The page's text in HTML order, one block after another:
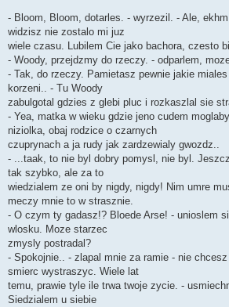
- Bloom, Bloom, dotarles. - wyrzezil. - Ale,
widzisz nie zostalo mi juz
wiele czasu. Lubilem Cie jako bachora, czesto
- Woody, przejdzmy do rzeczy. - odparlem,
- Tak, do rzeczy. Pamietasz pewnie jakie
korzeni.. - Tu Woody
zabulgotal gdzies z glebi pluc i rozkaszlal sie
- Yea, matka w wieku gdzie jeno cudem
niziolka, obaj rodzice o czarnych
czuprynach a ja rudy jak zardzewialy gwozdz..
- ...taak, to nie byl dobry pomysl, nie byl.
tak szybko, ale za to
wiedzialem ze oni by nigdy, nigdy! Nim umre
meczy mnie to w strasznie.
- O czym ty gadasz!? Bloede Arse! - unioslem
wlosku. Moze starzec
zmysly postradal?
- Spokojnie.. - zlapal mnie za ramie - nie
smierc wystraszyc. Wiele lat
temu, prawie tyle ile trwa twoje zycie. -
Siedzialem u siebie